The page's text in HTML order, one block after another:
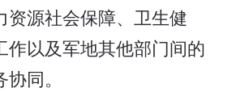
资源社会保障、卫生健
作以及军地其他部门间的
同。